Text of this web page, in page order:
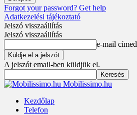
Forgot your password? Get help
Adatkezelési tájékoztató
Jelszó visszaállítás
Jelszó visszaállítás
e-mail címed
A jelszót email-ben küldjük el.
Mobilissimo.hu
Kezdőlap
Telefon